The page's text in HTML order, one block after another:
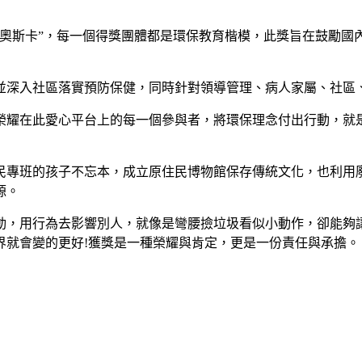
斯卡”，每一個得獎團體都是環保教育楷模，此獎旨在鼓勵
入社區落實預防保健，同時針對領導管理、病人家屬、社
在此愛心平台上的每一個參與者，將環保理念付出行動，
班的孩子不忘本，成立原住民博物館保存傳統文化，也利
。
用行為去影響別人，就像是彎腰撿垃圾看似小動作，卻能
會變的更好!獲獎是一種榮耀與肯定，更是一份責任與承擔。